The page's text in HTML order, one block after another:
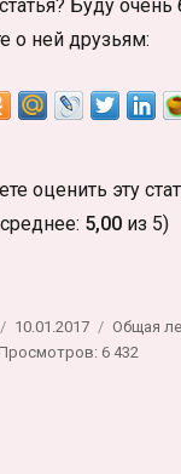
Буду
о ней друзьям:
оценить эту
5,00 из 5)
Опубликовано
10.01.2017 Рубрики
Общая
6 432